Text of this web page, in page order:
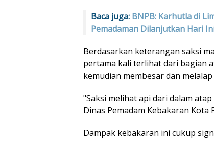
Baca juga: BNPB: Karhutla di
Pemadaman Dilanjutkan Hari
Berdasarkan keterangan saksi
pertama kali terlihat dari bagian
kemudian membesar dan
"Saksi melihat api dari dalam
Dinas Pemadam Kebakaran Kota
Dampak kebakaran ini cukup